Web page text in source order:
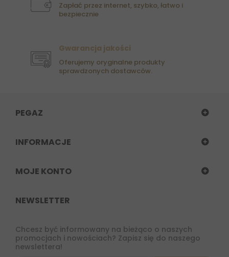
Zapłać przez internet, szybko, łatwo i
bezpiecznie
Gwarancja jakości
Oferujemy oryginalne produkty
sprawdzonych dostawców.
PEGAZ
INFORMACJE
MOJE KONTO
NEWSLETTER
Chcesz być informowany na bieżąco o naszych
promocjach i nowościach? Zapisz się do naszego
newslettera!